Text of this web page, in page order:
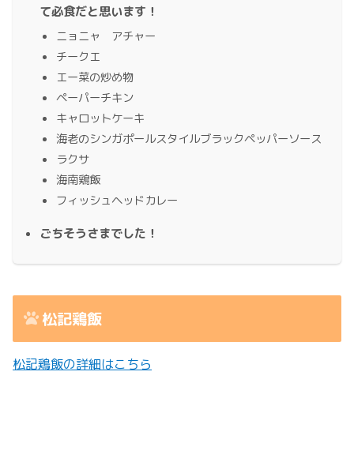
て必食だと思います！
ニョニャ アチャー
チークエ
エー菜の炒め物
ペーパーチキン
キャロットケーキ
海老のシンガポールスタイルブラックペッパーソース
ラクサ
海南鶏飯
フィッシュヘッドカレー
ごちそうさまでした！
松記鶏飯
松記鶏飯の詳細はこちら